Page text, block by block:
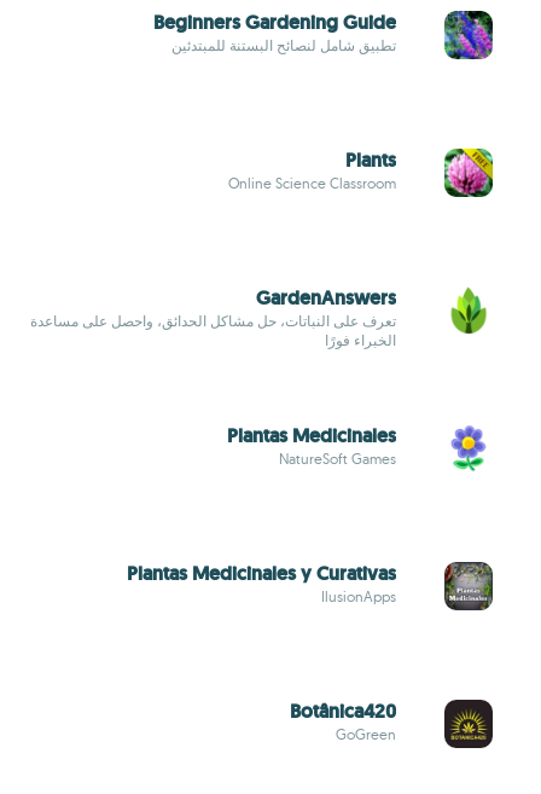
Beginners Gardening Guide
تطبيق شامل لنصائح البستنة للمبتدئين
Plants
Online Science Classroom
GardenAnswers
تعرف على النباتات، حل مشاكل الحدائق، واحصل على مساعدة
الخبراء فورًا
Plantas Medicinales
NatureSoft Games
Plantas Medicinales y Curativas
IlusionApps
Botânica420
GoGreen